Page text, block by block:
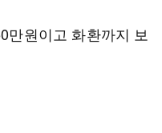
만원이고 화환까지 보